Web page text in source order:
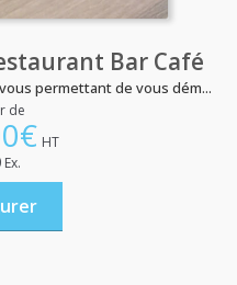
Bar Café
permettant de vous dém...
de
€ HT
Ex.